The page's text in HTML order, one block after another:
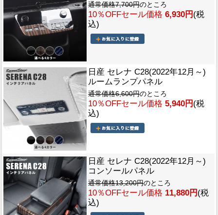
通常価格7,700円のところ
10％OFFセール価格 6,930円 (税
込)
日産 セレナ C28(2022年12月～)
ルームランプパネル
通常価格6,600円のところ
10％OFFセール価格 5,940円 (税
込)
日産 セレナ C28(2022年12月～)
コンソールパネル
通常価格13,200円のところ
10％OFFセール価格 11,880円 (税
込)